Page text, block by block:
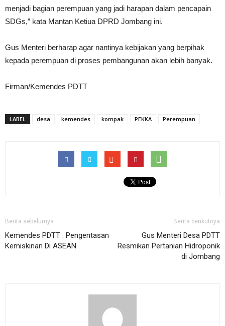
menjadi bagian perempuan yang jadi harapan dalam pencapain
SDGs,” kata Mantan Ketiua DPRD Jombang ini.
Gus Menteri berharap agar nantinya kebijakan yang berpihak
kepada perempuan di proses pembangunan akan lebih banyak.
Firman/Kemendes PDTT
LABEL desa kemendes kompak PEKKA Perempuan
Berita sebelumya
Kemendes PDTT : Pengentasan
Kemiskinan Di ASEAN
Berita berikutnya
Gus Menteri Desa PDTT
Resmikan Pertanian Hidroponik
di Jombang